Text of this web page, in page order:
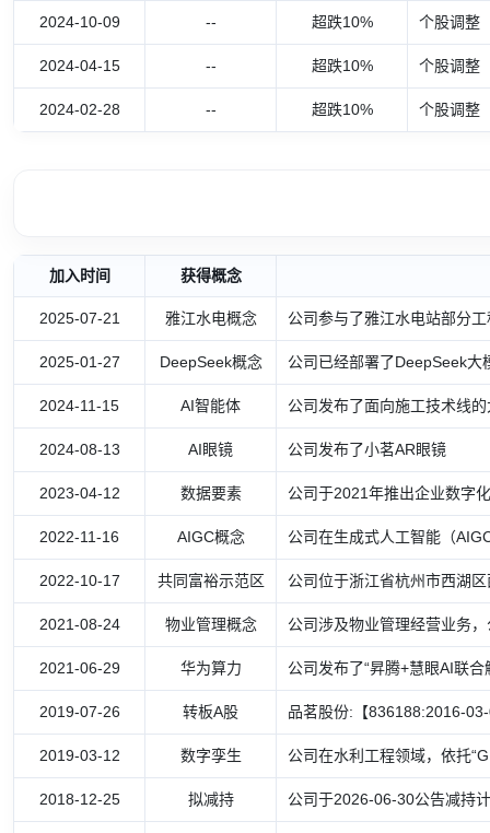
2024-10-09 -- 超跌10% 个股调整
2024-04-15 -- 超跌10% 个股调整
2024-02-28 -- 超跌10% 个股调整
加入时间 获得概念
2025-07-21 雅江水电概念 公司参与了雅江水电站部分
2025-01-27 DeepSeek概念 公司已经部署了DeepSeek大
2024-11-15 AI智能体 公司发布了面向施工技术线
2024-08-13 AI眼镜 公司发布了小茗AR眼镜
2023-04-12 数据要素 公司于2021年推出企业数字
2022-11-16 AIGC概念 公司在生成式人工智能（
2022-10-17 共同富裕示范区 公司位于浙江省杭州市西湖
2021-08-24 物业管理概念 公司涉及物业管理经营业务
2021-06-29 华为算力 公司发布了“昇腾+慧眼AI联
2019-07-26 转板A股 品茗股份:【836188:2016-
2019-03-12 数字孪生 公司在水利工程领域，依托
2018-12-25 拟减持 公司于2026-06-30公告减持